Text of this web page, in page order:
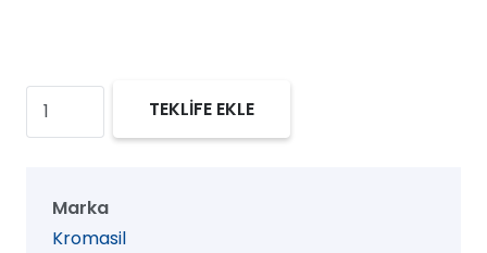
Kromasil
100
Kolon,
TEKLİFE EKLE
Marka
Kromasil